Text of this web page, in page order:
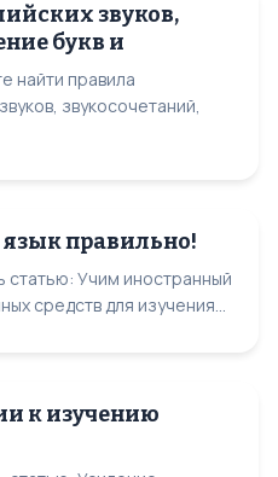
звуков,
букв и
найти правила
звукосочетаний,
правильно!
статью: Учим иностранный
средств для изучения...
к изучению